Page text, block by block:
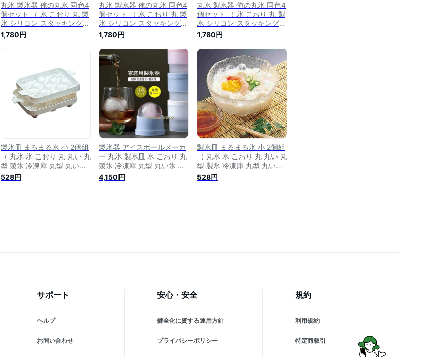
丸氷 製氷器 俺の丸氷 同色4
個セット （ 氷 こおり 丸 製
氷 シリコン スタッキング
冷凍庫 製氷皿 アイスボール
メーカー 製氷カップ 製氷グ
ル 家庭用丸型 ライクイット
）【39ショップ】
1,780円
丸氷 製氷器 俺の丸氷 同色4
個セット （ 氷 こおり 丸 製
氷 シリコン スタッキング
冷凍庫 製氷皿 アイスボール
メーカー 製氷カップ 製氷グ
ッズ 日本製 丸型 丸い氷 球
状 球体 家庭用 アイスボー
ル 家庭用丸型 ライクイット
1,780円
丸氷 製氷器 俺の丸氷 同色4
個セット （ 氷 こおり 丸 製
氷 シリコン スタッキング
冷凍庫 製氷皿 アイスボール
メーカー 製氷カップ 製氷グ
ッズ 日本製 丸型 丸い氷 球
状 球体 家庭用 アイスボー
ル 家庭用丸型 ライクイット
）【3980円以上送料無料】
1,780円
製氷皿 まるまる氷 小 2個組
（ 丸氷 氷 こおり 丸 丸い 丸
型 製氷 冷凍庫 丸型 丸い氷
製氷器 製氷カップ 製氷グッ
ズ アイスボール おしゃれ
528円
製氷器 アイスボールメーカ
ー 丸氷 製氷皿 氷 こおり 丸
製氷 冷凍庫 丸型 丸い氷 ク
リア 透明 飲み物作り 耐久
性 家庭用 宅飲み お酒 角氷
4,150円
製氷皿 まるまる氷 小 2個組
（ 丸氷 氷 こおり 丸 丸い 丸
型 製氷 冷凍庫 丸型 丸い氷
製氷器 製氷カップ 製氷グッ
ズ アイスボール おしゃれ
528円
サポート
ヘルプ
お問い合わせ
安心・安全
健全化に資する運用方針
プライバシーポリシー
規約
利用規約
特定商取引